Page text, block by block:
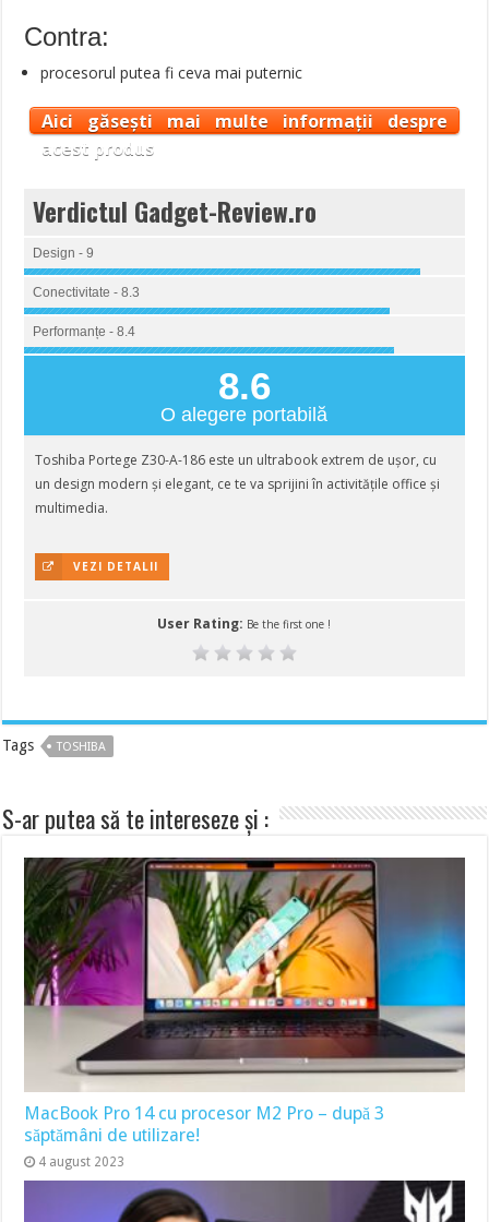
Contra:
procesorul putea fi ceva mai puternic
Aici găsești mai multe informații despre
acest produs
Verdictul Gadget-Review.ro
Design - 9
Conectivitate - 8.3
Performanțe - 8.4
8.6
O alegere portabilă
Toshiba Portege Z30-A-186 este un ultrabook extrem de ușor, cu
un design modern și elegant, ce te va sprijini în activitățile office și
multimedia.
VEZI DETALII
User Rating: Be the first one !
Tags TOSHIBA
S-ar putea să te intereseze și :
MacBook Pro 14 cu procesor M2 Pro – după 3
săptămâni de utilizare!
4 august 2023